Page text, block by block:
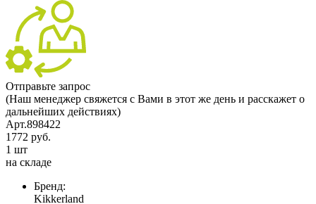
Отправьте запрос
(Наш менеджер свяжется с Вами в этот же день и расскажет о
дальнейших действиях)
Арт.898422
1772 руб.
1 шт
на складе
Бренд:
Kikkerland